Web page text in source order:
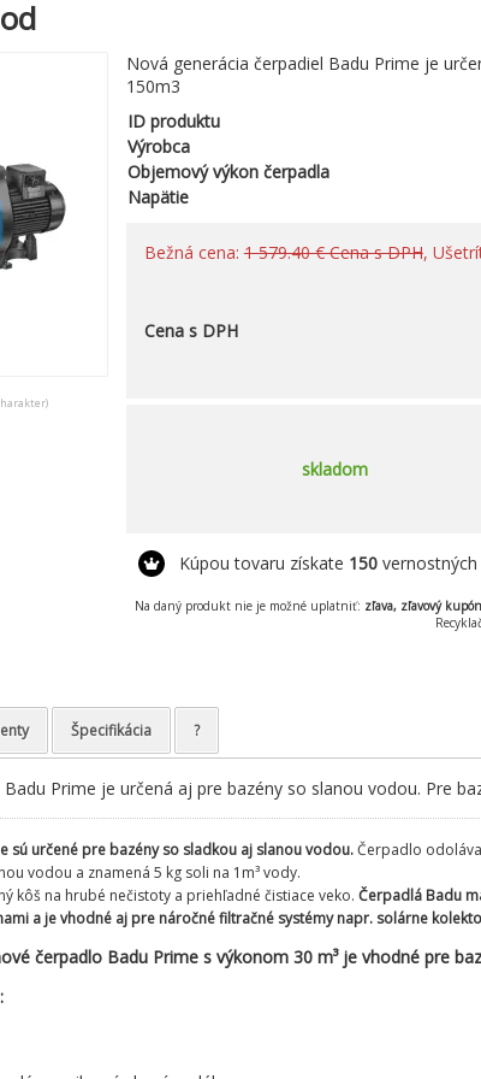
Nová generácia čerpadiel Badu Prime je
150m3
ID produktu
Výrobca
Objemový výkon čerpadla
Napätie
Bežná cena:1 579.40 € Cena s DPH,
Cena s DPH
skladom
Kúpou tovaru získate 150vernostných
Na daný produkt nie je možné uplatniť: zľava, zľavový
Špecifikácia ?
Prime je určená aj pre bazény so slanou vodou. Pre
sú určené pre bazény so sladkou aj slanou vodou.Čerpadlo odoláva
vodou a znamená 5 kg soli na 1m³ vody.
kôš na hrubé nečistoty a priehľadné čistiace veko. Čerpadlá Badu
a je vhodné aj pre náročné filtračné systémy napr. solárne
čerpadlo Badu Prime s výkonom 30 m³ je vhodné pre